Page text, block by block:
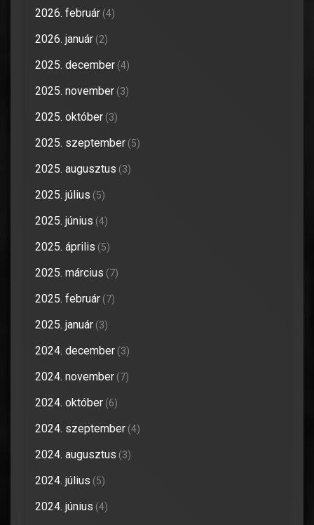
2026. február (4)
2026. január (2)
2025. december (4)
2025. november (3)
2025. október (3)
2025. szeptember (5)
2025. augusztus (3)
2025. július (5)
2025. június (4)
2025. április (5)
2025. március (7)
2025. február (7)
2025. január (3)
2024. december (3)
2024. november (7)
2024. október (6)
2024. szeptember (4)
2024. augusztus (3)
2024. július (5)
2024. június (4)